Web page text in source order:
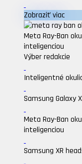
Zobraziť viac
Meta Ray-Ban
inteligenciou
Výber redakcie
Inteligentné
Samsung Galaxy
Meta Ray-Ban
inteligenciou
Samsung XR